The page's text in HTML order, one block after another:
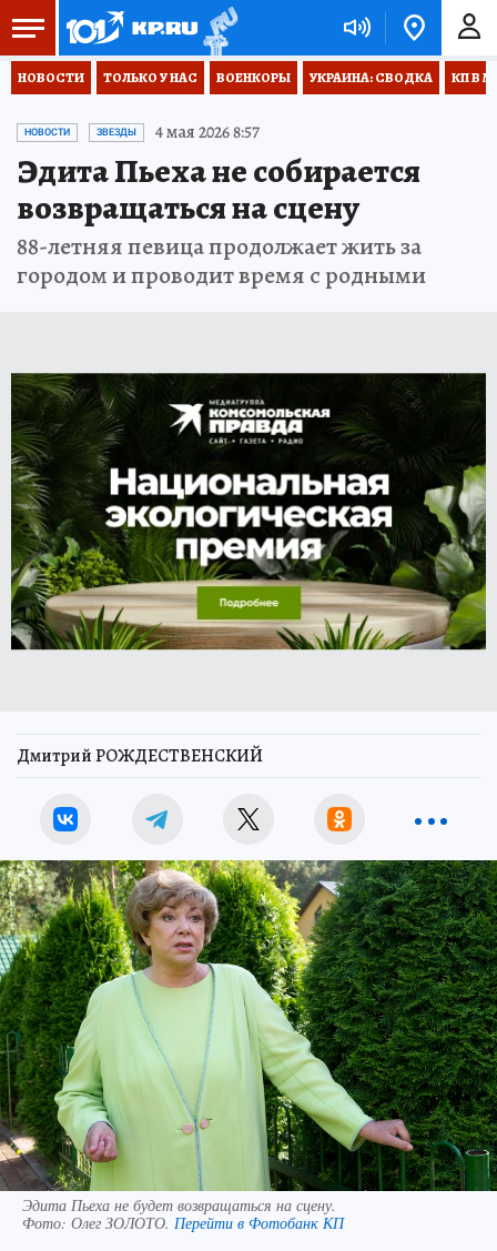
НОВОСТИ ТОЛЬКО У НАС ВОЕНКОРЫ УКРАИНА: СВОДКА КП В
НОВОСТИ ЗВЕЗДЫ 4 мая 2026 8:57
Эдита Пьеха не собирается
возвращаться на сцену
88-летняя певица продолжает жить за
городом и проводит время с родными
Дмитрий РОЖДЕСТВЕНСКИЙ
Эдита Пьеха не будет возвращаться на сцену.
Фото: Олег ЗОЛОТО. Перейти в Фотобанк КП